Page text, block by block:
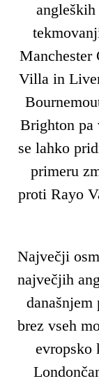
Manchester
Villa in
Brighton
se lahko
primeru
proti Rayo
Največji
največjih
današnjem
brez vseh
evropsko